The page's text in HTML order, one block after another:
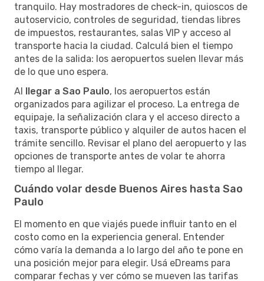
tranquilo. Hay mostradores de check-in, quioscos de
autoservicio, controles de seguridad, tiendas libres
de impuestos, restaurantes, salas VIP y acceso al
transporte hacia la ciudad. Calculá bien el tiempo
antes de la salida: los aeropuertos suelen llevar más
de lo que uno espera.
Al llegar a Sao Paulo, los aeropuertos están
organizados para agilizar el proceso. La entrega de
equipaje, la señalización clara y el acceso directo a
taxis, transporte público y alquiler de autos hacen el
trámite sencillo. Revisar el plano del aeropuerto y las
opciones de transporte antes de volar te ahorra
tiempo al llegar.
Cuándo volar desde Buenos Aires hasta Sao
Paulo
El momento en que viajés puede influir tanto en el
costo como en la experiencia general. Entender
cómo varía la demanda a lo largo del año te pone en
una posición mejor para elegir. Usá eDreams para
comparar fechas y ver cómo se mueven las tarifas